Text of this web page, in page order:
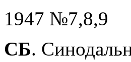
1947 №7,8,9
СБ.